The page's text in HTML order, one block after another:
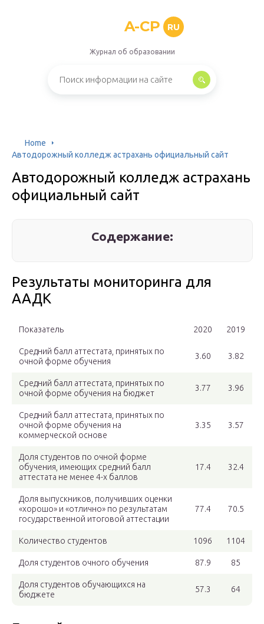
A-CP RU
Журнал об образовании
Home
Автодорожный колледж астрахань официальный сайт
Автодорожный колледж астрахань
официальный сайт
Содержание:
Результаты мониторинга для
ААДК
Показатель 2020 2019
Средний балл аттестата, принятых по
очной форме обучения
3.60 3.82
Средний балл аттестата, принятых по
очной форме обучения на бюджет
3.77 3.96
Средний балл аттестата, принятых по
очной форме обучения на
коммерческой основе
3.35 3.57
Доля студентов по очной форме
обучения, имеющих средний балл
аттестата не менее 4-х баллов
17.4 32.4
Доля выпускников, получивших оценки
«хорошо» и «отлично» по результатам
государственной итоговой аттестации
77.4 70.5
Количество студентов 1096 1104
Доля студентов очного обучения 87.9 85
Доля студентов обучающихся на
бюджете
57.3 64